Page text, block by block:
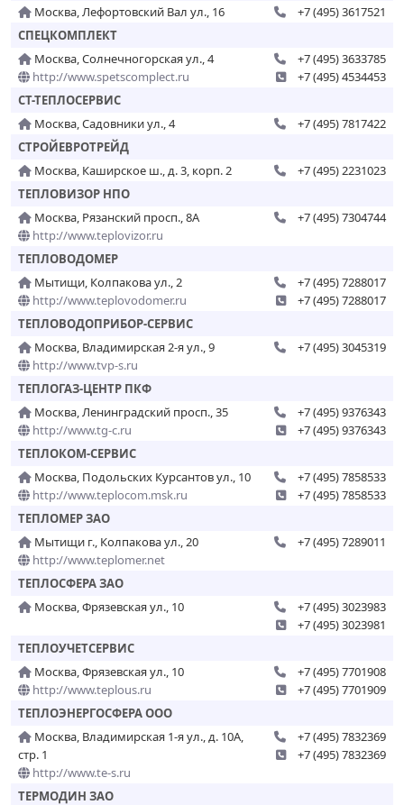
Москва, Лефортовский Вал ул., 16
+7 (495) 3617521
СПЕЦКОМПЛЕКТ
Москва, Солнечногорская ул., 4
http://www.spetscomplect.ru
+7 (495) 3633785
+7 (495) 4534453
СТ-ТЕПЛОСЕРВИС
Москва, Садовники ул., 4
+7 (495) 7817422
СТРОЙЕВРОТРЕЙД
Москва, Каширское ш., д. 3, корп. 2
+7 (495) 2231023
ТЕПЛОВИЗОР НПО
Москва, Рязанский просп., 8А
http://www.teplovizor.ru
+7 (495) 7304744
ТЕПЛОВОДОМЕР
Мытищи, Колпакова ул., 2
http://www.teplovodomer.ru
+7 (495) 7288017
+7 (495) 7288017
ТЕПЛОВОДОПРИБОР-СЕРВИС
Москва, Владимирская 2-я ул., 9
http://www.tvp-s.ru
+7 (495) 3045319
ТЕПЛОГАЗ-ЦЕНТР ПКФ
Москва, Ленинградский просп., 35
http://www.tg-c.ru
+7 (495) 9376343
+7 (495) 9376343
ТЕПЛОКОМ-СЕРВИС
Москва, Подольских Курсантов ул., 10
http://www.teplocom.msk.ru
+7 (495) 7858533
+7 (495) 7858533
ТЕПЛОМЕР ЗАО
Мытищи г., Колпакова ул., 20
http://www.teplomer.net
+7 (495) 7289011
ТЕПЛОСФЕРА ЗАО
Москва, Фрязевская ул., 10
+7 (495) 3023983
+7 (495) 3023981
ТЕПЛОУЧЕТСЕРВИС
Москва, Фрязевская ул., 10
http://www.teplous.ru
+7 (495) 7701908
+7 (495) 7701909
ТЕПЛОЭНЕРГОСФЕРА ООО
Москва, Владимирская 1-я ул., д. 10А,
стр. 1
http://www.te-s.ru
+7 (495) 7832369
+7 (495) 7832369
ТЕРМОДИН ЗАО